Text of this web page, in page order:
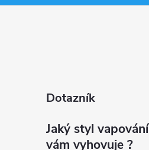
Dotazník
Jaký styl vapování
vám vyhovuje ?